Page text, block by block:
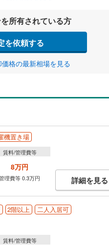
所有されている方
を依頼する
格の最新相場を見る
機置き場
賃料/管理費等
8万円
理費等 0.3万円 詳細を見る
2階以上 二人入居可
賃料/管理費等